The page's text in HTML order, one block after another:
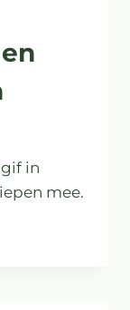
in
mee.